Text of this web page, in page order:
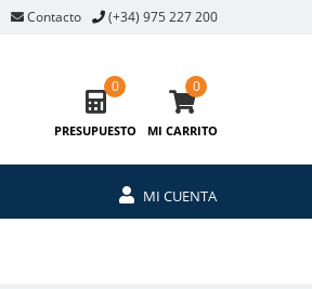
Contacto (+34) 975 227 200
PRESUPUESTO
0
MI CARRITO
0
MI CUENTA